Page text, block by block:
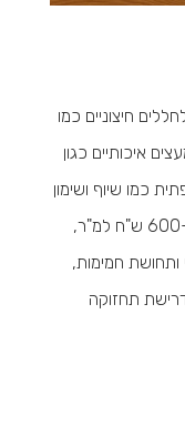
חיצוניים כמו
איכותיים כגון
כמו שיוף ושימון
לשמירה על מראהו. מחירו נע בין 200 ל-600 ש"ח למ"ר,
ותחושת חמימות,
תחזוקה